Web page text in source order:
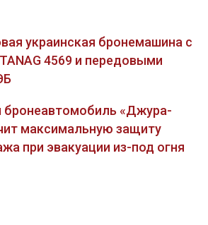
украинская бронемашина с
4569 и передовыми
бронеавтомобиль «Джура-
максимальную защиту
при эвакуации из-под огня